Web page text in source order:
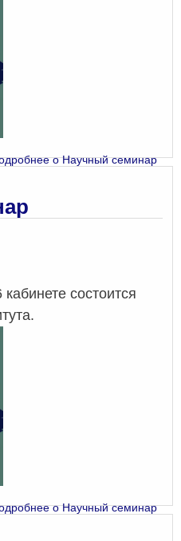
о Научный семинар
состоится
о Научный семинар